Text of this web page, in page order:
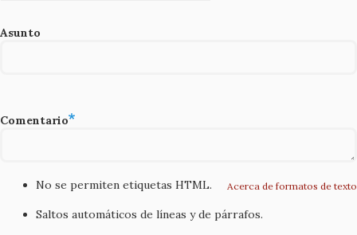
Asunto
Comentario
Acerca de formatos de texto
No se permiten etiquetas HTML.
Saltos automáticos de líneas y de párrafos.